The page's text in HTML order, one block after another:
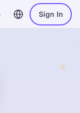
Sign In